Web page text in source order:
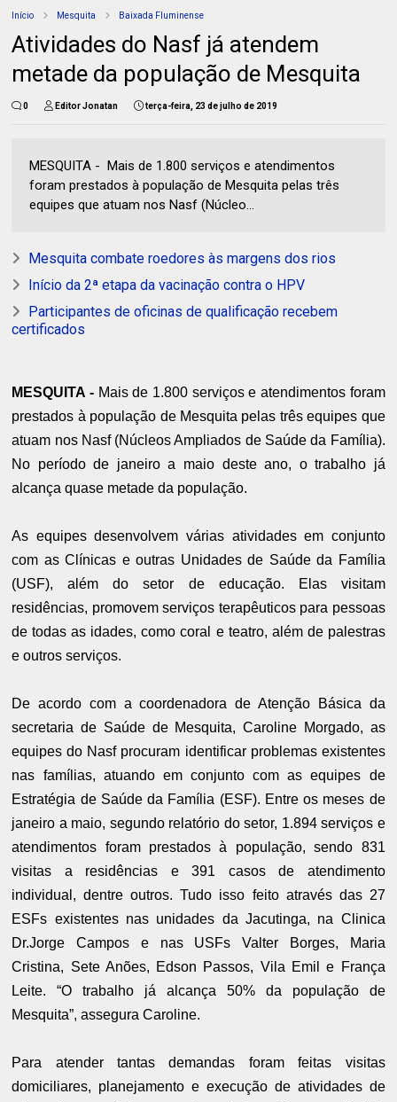
Início Mesquita Baixada Fluminense
Atividades do Nasf já atendem
metade da população de Mesquita
0 Editor Jonatan terça-feira, 23 de julho de 2019
MESQUITA - Mais de 1.800 serviços e atendimentos
foram prestados à população de Mesquita pelas três
equipes que atuam nos Nasf (Núcleo...
Mesquita combate roedores às margens dos rios
Início da 2ª etapa da vacinação contra o HPV
Participantes de oficinas de qualificação recebem
certificados
MESQUITA - Mais de 1.800 serviços e atendimentos foram
prestados à população de Mesquita pelas três equipes que
atuam nos Nasf (Núcleos Ampliados de Saúde da Família).
No período de janeiro a maio deste ano, o trabalho já
alcança quase metade da população.
As equipes desenvolvem várias atividades em conjunto
com as Clínicas e outras Unidades de Saúde da Família
(USF), além do setor de educação. Elas visitam
residências, promovem serviços terapêuticos para pessoas
de todas as idades, como coral e teatro, além de palestras
e outros serviços.
De acordo com a coordenadora de Atenção Básica da
secretaria de Saúde de Mesquita, Caroline Morgado, as
equipes do Nasf procuram identificar problemas existentes
nas famílias, atuando em conjunto com as equipes de
Estratégia de Saúde da Família (ESF). Entre os meses de
janeiro a maio, segundo relatório do setor, 1.894 serviços e
atendimentos foram prestados à população, sendo 831
visitas a residências e 391 casos de atendimento
individual, dentre outros. Tudo isso feito através das 27
ESFs existentes nas unidades da Jacutinga, na Clinica
Dr.Jorge Campos e nas USFs Valter Borges, Maria
Cristina, Sete Anões, Edson Passos, Vila Emil e França
Leite. “O trabalho já alcança 50% da população de
Mesquita”, assegura Caroline.
Para atender tantas demandas foram feitas visitas
domiciliares, planejamento e execução de atividades de